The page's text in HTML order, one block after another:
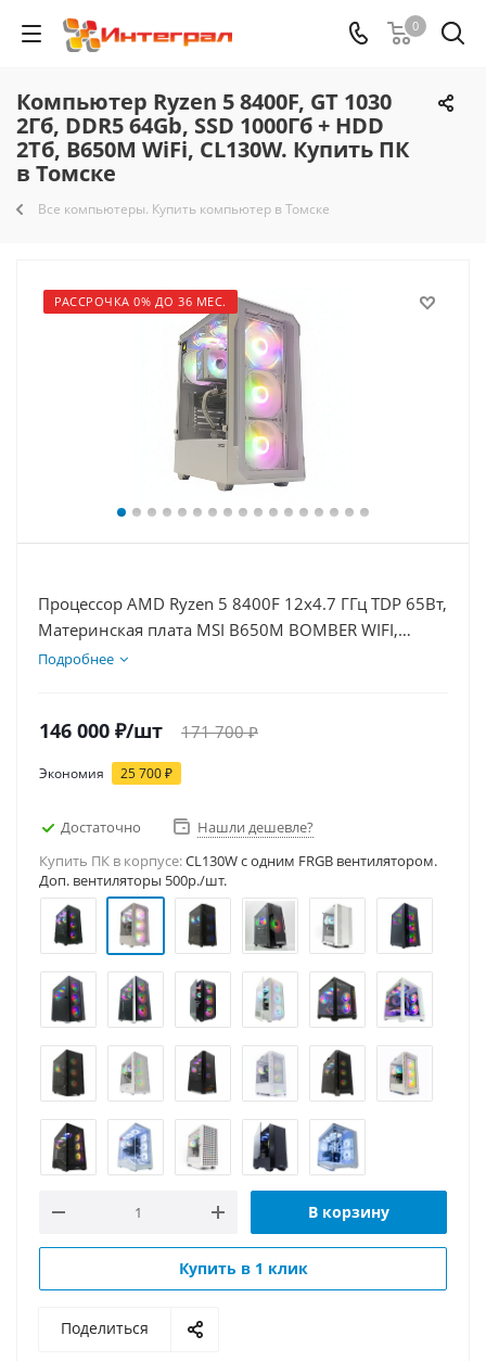
0
Компьютер Ryzen 5 8400F, GT 1030
2Гб, DDR5 64Gb, SSD 1000Гб + HDD
2Тб, B650M WiFi, CL130W. Купить ПК
в Томске
Все компьютеры. Купить компьютер в Томске
РАССРОЧКА 0% ДО 36 МЕС.
Процессор AMD Ryzen 5 8400F 12x4.7 ГГц TDP 65Вт,
Материнская плата MSI B650M BOMBER WIFI,
Видеокарта GT 1030 2Гб, Память DDR5 64Gb,
Подробнее
146 000 ₽/шт 171 700₽
Экономия 25 700₽
Достаточно
Нашли дешевле?
Купить ПК в корпусе:CL130W c одним FRGB вентилятором.
Доп. вентиляторы 500р./шт.
В корзину
Купить в 1 клик
Поделиться